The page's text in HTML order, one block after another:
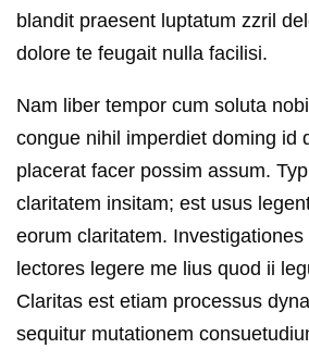
blandit praesent luptatum zzril
dolore te feugait nulla facilisi.
Nam liber tempor cum soluta
congue nihil imperdiet doming id
placerat facer possim assum.
claritatem insitam; est usus
eorum claritatem.
lectores legere me lius quod ii
Claritas est etiam processus
sequitur mutationem